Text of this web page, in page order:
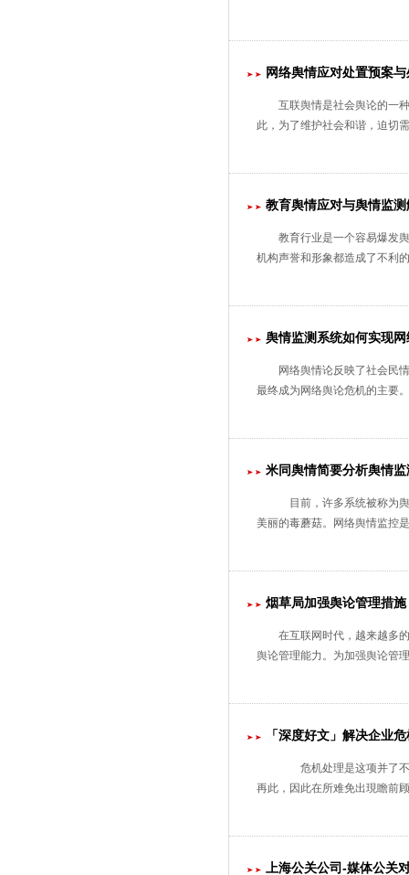
网络舆情应对处置预案
互联舆情是社会舆论的一
此，为了维护社会和谐，迫
教育舆情应对与舆情监
教育行业是一个容易爆发
机构声誉和形象都造成了不利
舆情监测系统如何实现
网络舆情论反映了社会民
最终成为网络舆论危机的主要
米同舆情简要分析舆情
目前，许多系统被称为
美丽的毒蘑菇。网络舆情监
烟草局加强舆论管理措施
在互联网时代，越来越多
舆论管理能力。为加强舆论管
「深度好文」解决企业
危机处理是这项并了不
再此，因此在所难免出現瞻前
上海公关公司-媒体公关